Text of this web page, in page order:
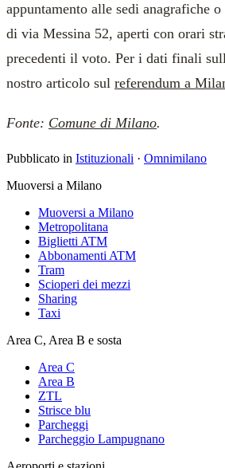
appuntamento alle sedi anagrafiche
di via Messina 52, aperti con orari
precedenti il voto. Per i dati finali
nostro articolo sul referendum a
Fonte: Comune di Milano.
Pubblicato in Istituzionali · Omnimilano
Muoversi a Milano
Muoversi a Milano
Metropolitana
Biglietti ATM
Abbonamenti ATM
Tram
Scioperi dei mezzi
Sharing
Taxi
Area C, Area B e sosta
Area C
Area B
ZTL
Strisce blu
Parcheggi
Parcheggio Lampugnano